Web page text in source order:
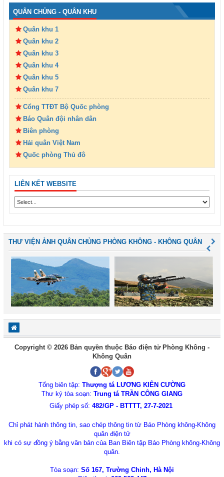
QUÂN CHỦNG - QUÂN KHU
Quân khu 1
Quân khu 2
Quân khu 3
Quân khu 4
Quân khu 5
Quân khu 7
Cổng TTĐT Bộ Quốc phòng
Báo Quân đội nhân dân
Biên phòng
Hải quân Việt Nam
Quốc phòng Thủ đô
LIÊN KẾT WEBSITE
THƯ VIỆN ẢNH QUÂN CHỦNG PHÒNG KHÔNG - KHÔNG QUÂN
Copyright © 2026 Bản quyền thuộc Báo điện tử Phòng Không -
Không Quân
Tổng biên tập: Thượng tá LƯƠNG KIÊN CƯỜNG
Thư ký tòa soạn: Trung tá TRẦN CÔNG GIANG
Giấy phép số: 482/GP - BTTTT, 27-7-2021
Chỉ phát hành thông tin, sao chép thông tin từ Báo Phòng không-Không
quân điện tử
khi có sự đồng ý bằng văn bản của Ban Biên tập Báo Phòng không-Không
quân.
Tòa soạn: Số 167, Trường Chinh, Hà Nội